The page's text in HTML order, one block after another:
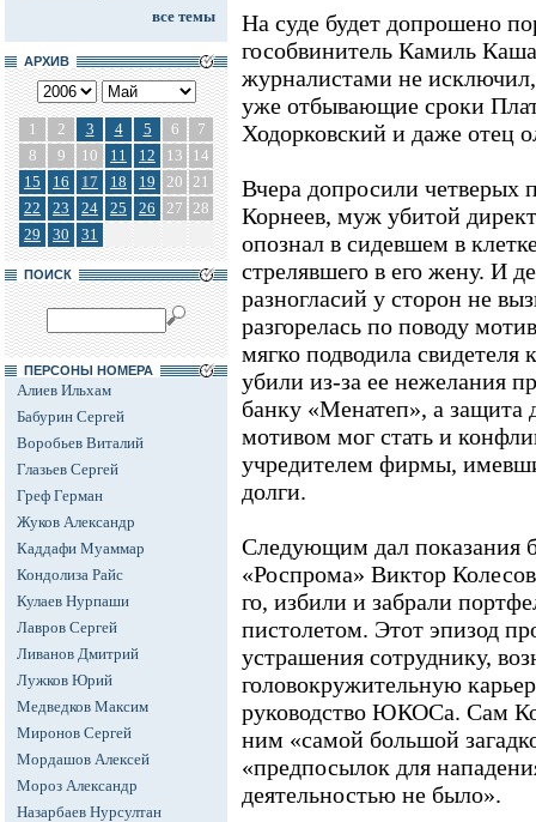
все темы
АРХИВ
1 2 3 4 5 6
7
8
9 10 11 12 13
14
15
16 17 18 19 20 21
22
23 24 25 26 27 28
29
30 31
ПОИСК
ПЕРСОНЫ НОМЕРА
Алиев Ильхам
Бабурин Сергей
Воробьев Виталий
Глазьев Сергей
Греф Герман
Жуков Александр
Каддафи Муаммар
Кондолиза Райс
Кулаев Нурпаши
Лавров Сергей
Ливанов Дмитрий
Лужков Юрий
Медведков Максим
Миронов Сергей
Мордашов Алексей
Мороз Александр
Назарбаев Нурсултан
На суде будет допрошено
гособвинитель Камиль
журналистами не исключил,
уже отбывающие сроки
Ходорковский и даже отец
Вчера допросили
Корнеев, муж убитой
опознал в сидевшем в
стрелявшего в его жену. И
разногласий у сторон не
разгорелась по поводу
мягко подводила
убили из-за ее нежелания
банку «Менатеп», а защита
мотивом мог стать и
учредителем фирмы,
долги.
Следующим дал показания
«Роспрома» Виктор
го, избили и забрали
пистолетом. Этот эпизод
устрашения сотруднику,
головокружительную
руководство ЮКОСа. Сам
ним «самой большой
«предпосылок для
деятельностью не было».